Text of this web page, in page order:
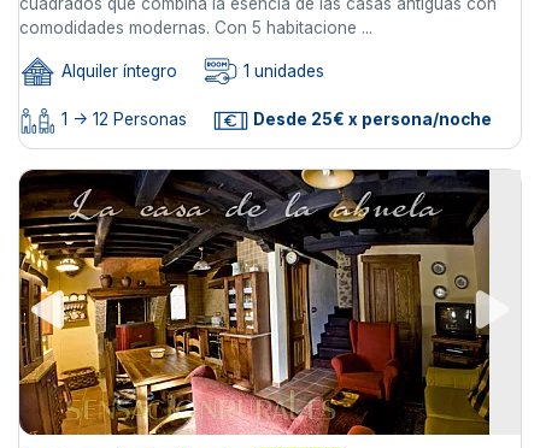
comodidades modernas. Con 5 habitacione ...
Alquiler íntegro 1 unidades
1 -> 12 Personas Desde 25€ x persona/noche